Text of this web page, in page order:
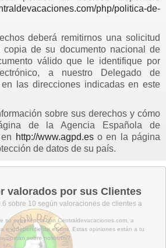
php/politica-de-
deberá remitirnos una solicitud
copia de su documento nacional de
válido que le identifique por
a nuestro Delegado de
las direcciones indicadas en este
sobre sus derechos y cómo
de la Agencia Española de
http://www.agpd.eso en la página
de datos de su país.
valorados por sus Clientes
sobre 10 según valoraciones de clientes a
su experiencia con Centraldevacaciones.com, a
e independiente eKomi. Estas opiniones están a tu
opinan sobre nosotros?